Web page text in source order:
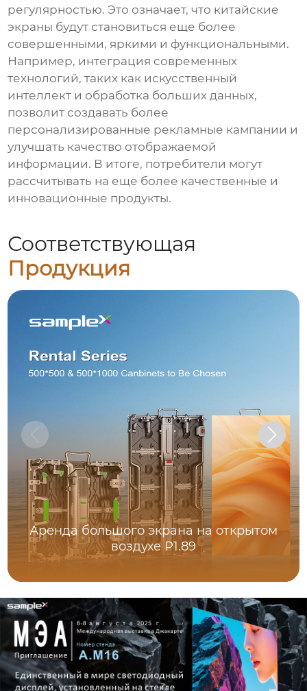
регулярностью. Это означает, что китайские
экраны будут становиться еще более
совершенными, яркими и функциональными.
Например, интеграция современных
технологий, таких как искусственный
интеллект и обработка больших данных,
позволит создавать более
персонализированные рекламные кампании и
улучшать качество отображаемой
информации. В итоге, потребители могут
рассчитывать на еще более качественные и
инновационные продукты.
Соответствующая
Продукция
Аренда большого экрана на открытом
воздухе P1.89